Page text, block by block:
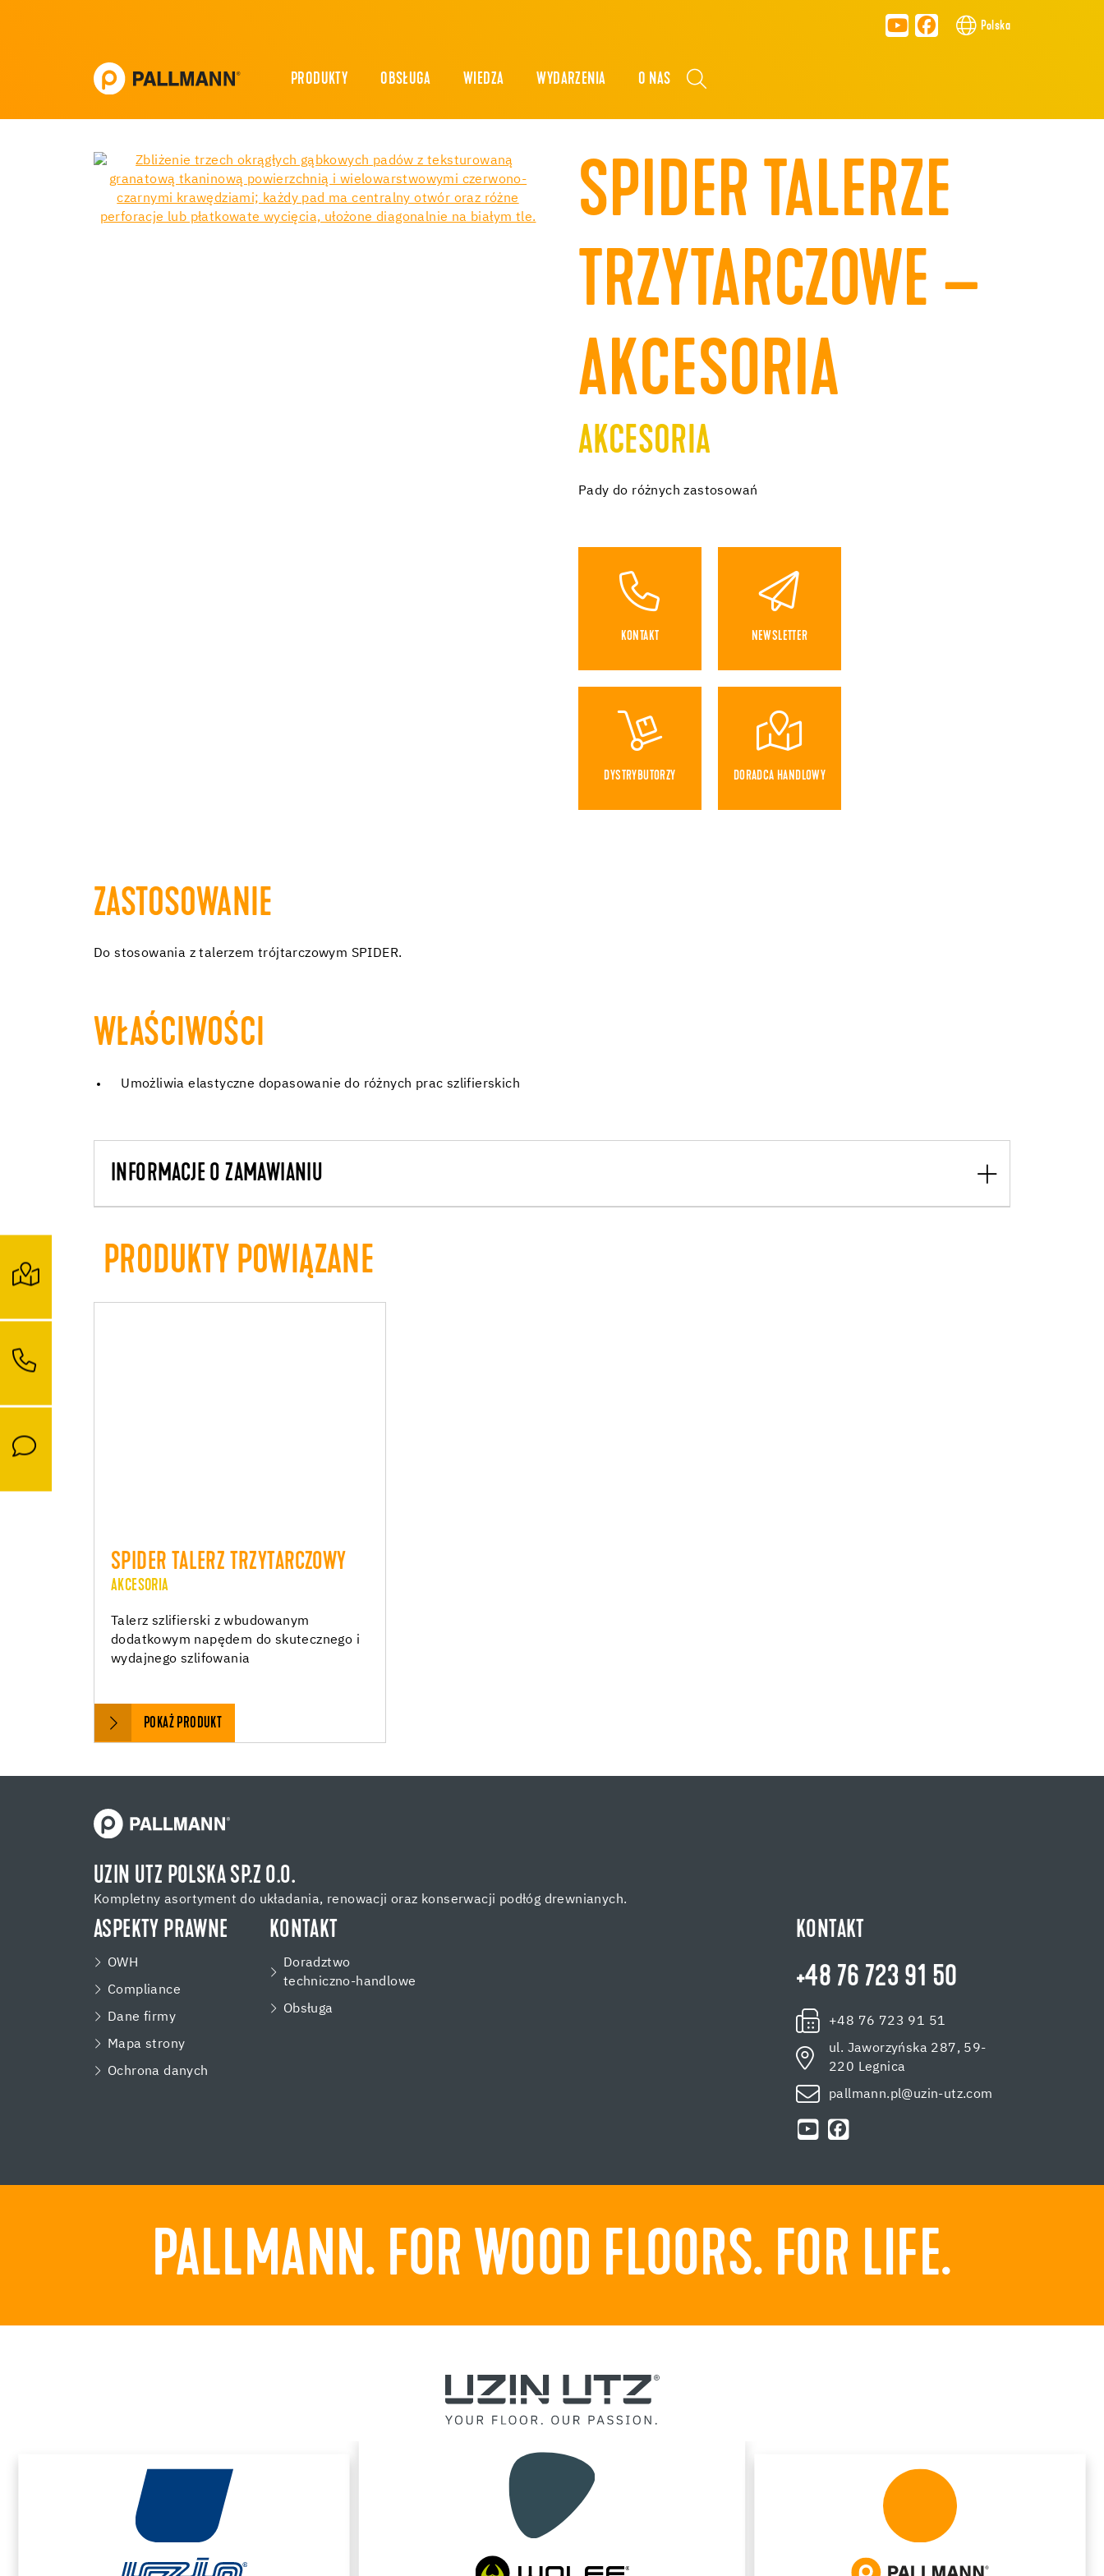
Polska
PRODUKTY OBSŁUGA WIEDZA WYDARZENIA O NAS
SPIDER TALERZE
TRZYTARCZOWE –
AKCESORIA
AKCESORIA
Pady do różnych zastosowań
KONTAKT NEWSLETTER
DYSTRYBUTORZY DORADCA HANDLOWY
ZASTOSOWANIE
Do stosowania z talerzem trójtarczowym SPIDER.
WŁAŚCIWOŚCI
Umożliwia elastyczne dopasowanie do różnych prac szlifierskich
INFORMACJE O ZAMAWIANIU
PRODUKTY POWIĄZANE
SPIDER TALERZ TRZYTARCZOWY
AKCESORIA
Talerz szlifierski z wbudowanym
dodatkowym napędem do skutecznego i
wydajnego szlifowania
POKAŻ PRODUKT
UZIN UTZ POLSKA SP.Z O.O.
Kompletny asortyment do układania, renowacji oraz konserwacji podłóg drewnianych.
ASPEKTY PRAWNE
OWH
Compliance
Dane firmy
Mapa strony
Ochrona danych
KONTAKT
Doradztwo
techniczno-handlowe
Obsługa
KONTAKT
+48 76 723 91 50
+48 76 723 91 51
ul. Jaworzyńska 287, 59-
220 Legnica
pallmann.pl@uzin-utz.com
PALLMANN. FOR WOOD FLOORS. FOR LIFE.